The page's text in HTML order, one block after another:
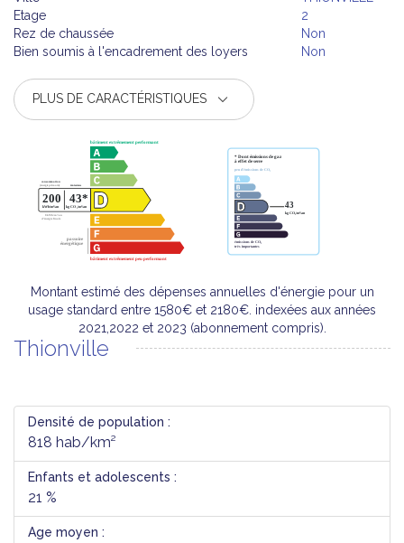
Etage
2
Rez de chaussée
Non
Bien soumis à l'encadrement des loyers
Non
PLUS DE CARACTÉRISTIQUES
Montant estimé des dépenses annuelles d'énergie pour un
usage standard entre 1580€ et 2180€. indexées aux années
2021,2022 et 2023 (abonnement compris).
Thionville
Densité de population :
818 hab/km²
Enfants et adolescents :
21 %
Age moyen :